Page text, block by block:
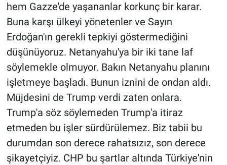
hem Gazze'de yaşananlar korkunç bir karar.
Buna karşı ülkeyi yönetenler ve Sayın
Erdoğan'ın gerekli tepkiyi göstermediğini
düşünüyoruz. Netanyahu'ya bir iki tane laf
söylemekle olmuyor. Bakın Netanyahu planını
işletmeye başladı. Bunun iznini de ondan aldı.
Müjdesini de Trump verdi zaten onlara.
Trump'a söz söylemeden Trump'a itiraz
etmeden bu işler sürdürülemez. Biz tabii bu
durumdan son derece rahatsızız, son derece
şikayetçiyiz. CHP bu şartlar altında Türkiye'nin
Programlar
Sağlık
Spor
Teknoloji
Türkiye'nin Geleceği
Türkiye'nin Gündemi